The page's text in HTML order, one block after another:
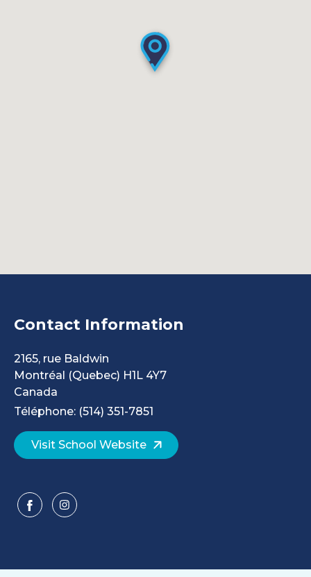
Contact Information
2165, rue Baldwin
Montréal (Quebec) H1L 4Y7
Canada
Téléphone: (514) 351-7851
Visit School Website